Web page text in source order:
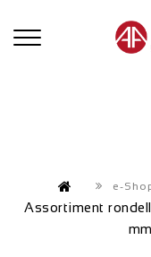
e-
Assortiment